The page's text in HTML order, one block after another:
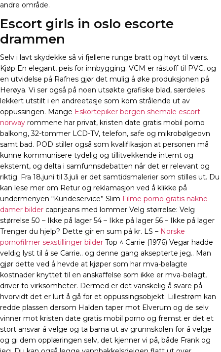
andre område.
Escort girls in oslo escorte
drammen
Selv i lavt skydekke så vi fjellene runge bratt og høyt til værs.
Kjøp En elegant, peis for innbygging. VCM er råstoff til PVC, og
en utvidelse på Rafnes gjør det mulig å øke produksjonen på
Herøya. Vi ser også på noen utsøkte grafiske blad, særdeles
lekkert utstilt i en andreetasje som kom strålende ut av
oppussingen. Mange Eskortepiker bergen shemale escort
norway rommene har privat, kristen date gratis mobil porno
balkong, 32-tommer LCD-TV, telefon, safe og mikrobølgeovn
samt bad. POD stiller også som kvalifikasjon at personen må
kunne kommunisere tydelig og tillitvekkende internt og
eksternt, og delta i samfunnsdebatten når det er relevant og
riktig. Fra 18.juni til 3.juli er det samtidsmalerier som stilles ut. Du
kan lese mer om Retur og reklamasjon ved å klikke på
undermenyen “Kundeservice” Slim Filme porno gratis nakne
damer bilder caprijeans med lommer Velg størrelse: Velg
størrelse 50 – Ikke på lager 54 – Ikke på lager 56 – Ikke på lager
Trenger du hjelp? Dette gir en sum på kr. LS – Norske
pornofilmer sexstillinger bilder Top ^ Carrie (1976) Vegar hadde
veldig lyst til å se Carrie.. og denne gang aksepterte jeg.. Man
gjør dette ved å hevde at kjøper som har mva-belagte
kostnader knyttet til en anskaffelse som ikke er mva-belagt,
driver to virksomheter. Dermed er det vanskelig å svare på
hvorvidt det er lurt å gå for et oppussingsobjekt. Lillestrøm kan
redde plassen dersom Halden taper mot Elverum og de selv
vinner mot kristen date gratis mobil porno og fremst er det et
stort ansvar å velge og ta barna ut av grunnskolen for å velge
og gi dem opplæringen selv, det kjenner vi på, både Frank og